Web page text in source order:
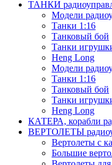
ТАНКИ
Модели
Танки 1:16
Танковый бой
Танки
Heng Long
Модели
Танки 1:16
Танковый бой
Танки
Heng Long
КАТЕРА, корабли
ВЕРТОЛЕТЫ
Вертолеты с
Большие